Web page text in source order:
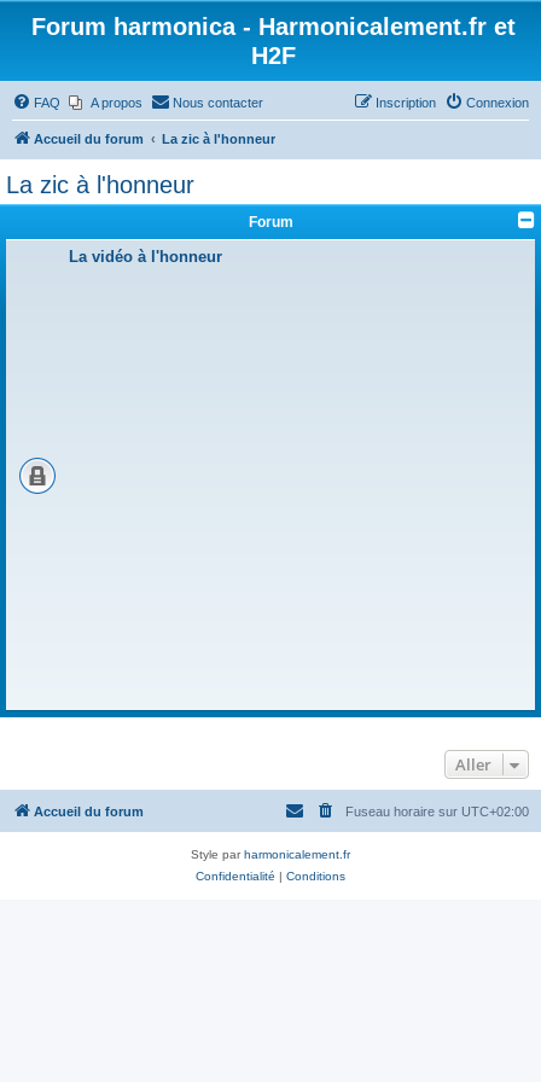
Forum harmonica - Harmonicalement.fr et
H2F
FAQ A propos Nous contacter Connexion
Inscription
Accueil du forum La zic à l'honneur
La zic à l'honneur
Forum
La vidéo à l'honneur
Aller
Accueil du forum Fuseau horaire sur UTC+02:00
Style parharmonicalement.fr
Confidentialité | Conditions